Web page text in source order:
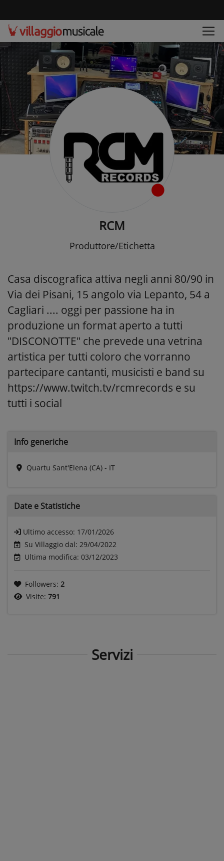
RCM
Produttore/Etichetta
Casa discografica attiva negli anni 80/90 in
Via dei Pisani, 15 angolo via Lepanto, 54 a
Cagliari .... oggi per passione ha in
produzione un format aperto a tutti
"DISCONOTTE" che prevede una vetrina
artistica per tutti coloro che vorranno
partecipare cantanti, musicisti e band su
https://www.twitch.tv/rcmrecords e su
tutti i social
Info generiche
Quartu Sant'Elena (CA) - IT
Date e Statistiche
Ultimo accesso: 17/01/2026
Su Villaggio dal: 29/04/2022
Ultima modifica: 03/12/2023
Followers: 2
Visite: 791
Servizi